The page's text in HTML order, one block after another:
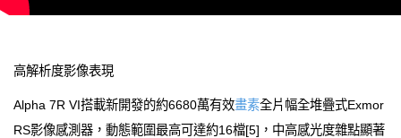
高解析度影像表現
Alpha 7R VI搭載新開發的約6680萬有效畫素全片幅全堆疊式Exmor
RS影像感測器，動態範圍最高可達約16檔[5]，中高感光度雜點顯著